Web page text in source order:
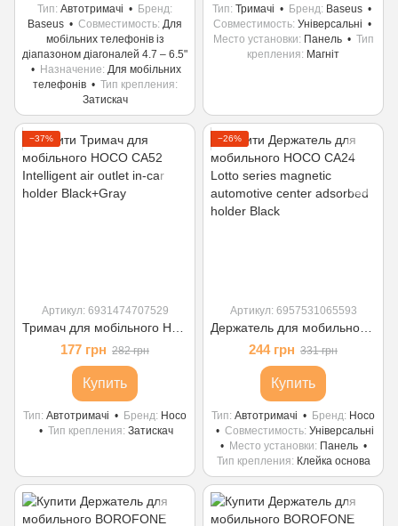
Тип Автотримачі
Бренд
Baseus
Совместимость Для
мобільних телефонів із
діапазоном діагоналей 4.7 – 6.5"
Назначение Для мобільних
телефонів
Тип крепления
Затискач
Тип Тримачі Бренд Baseus
Совместимость Універсальні
Место установки
Панель
Тип
крепления
Магніт
−37%
Артикул: 6931474707529
177 грн 282 грн
Купить
Тип Автотримачі Бренд Hoco
Тип крепления Затискач
−26%
Артикул: 6957531065593
244 грн 331 грн
Купить
Тип Автотримачі Бренд Hoco
Совместимость Універсальні
Место установки
Панель
Тип крепления
Клейка основа